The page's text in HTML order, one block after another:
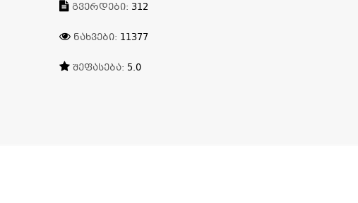
ᲒᲕᲔᲠᲓᲔᲑᲘ: 312
ᲜᲐᲮᲕᲔᲑᲘ: 11377
ᲨᲔᲤᲐᲡᲔᲑᲐ: 5.0